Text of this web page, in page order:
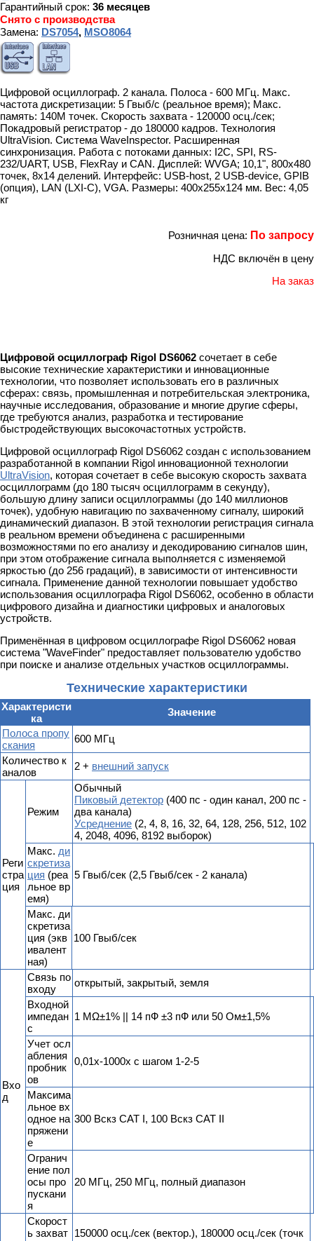
Гарантийный срок: 36 месяцев
Снято с производства
Замена: DS7054, MSO8064
Цифровой осциллограф. 2 канала. Полоса - 600 МГц. Макс.
частота дискретизации: 5 Гвыб/с (реальное время); Макс.
память: 140М точек. Скорость захвата - 120000 осц./сек;
Покадровый регистратор - до 180000 кадров. Технология
UltraVision. Система WaveInspector. Расширенная
синхронизация. Работа с потоками данных: I2C, SPI, RS-
232/UART, USB, FlexRay и CAN. Дисплей: WVGA; 10,1", 800х480
точек, 8х14 делений. Интерфейс: USB-host, 2 USB-device, GPIB
(опция), LAN (LXI-C), VGA. Размеры: 400х255х124 мм. Вес: 4,05
кг
Розничная цена: По запросу
НДС включён в цену
На заказ
Цифровой осциллограф Rigol DS6062 сочетает в себе
высокие технические характеристики и инновационные
технологии, что позволяет использовать его в различных
сферах: связь, промышленная и потребительская электроника,
научные исследования, образование и многие другие сферы,
где требуются анализ, разработка и тестирование
быстродействующих высокочастотных устройств.
Цифровой осциллограф Rigol DS6062 создан с использованием
разработанной в компании Rigol инновационной технологии
UltraVision, которая сочетает в себе высокую скорость захвата
осциллограмм (до 180 тысяч осциллограмм в секунду),
большую длину записи осциллограммы (до 140 миллионов
точек), удобную навигацию по захваченному сигналу, широкий
динамический диапазон. В этой технологии регистрация сигнала
в реальном времени объединена с расширенными
возможностями по его анализу и декодированию сигналов шин,
при этом отображение сигнала выполняется с изменяемой
яркостью (до 256 градаций), в зависимости от интенсивности
сигнала. Применение данной технологии повышает удобство
использования осциллографа Rigol DS6062, особенно в области
цифрового дизайна и диагностики цифровых и аналоговых
устройств.
Применённая в цифровом осциллографе Rigol DS6062 новая
система "WaveFinder" предоставляет пользователю удобство
при поиске и анализе отдельных участков осциллограммы.
Технические характеристики
Характеристи
ка
Значение
Полоса пропу
скания
600 MГц
Количество к
аналов
2 + внешний запуск
Реги
стра
ция
Режим
Обычный
Пиковый детектор (400 пс - один канал, 200 пс -
два канала)
Усреднение (2, 4, 8, 16, 32, 64, 128, 256, 512, 102
4, 2048, 4096, 8192 выборок)
Макс. ди
скретиза
ция (реа
льное вр
емя)
5 Гвыб/сек (2,5 Гвыб/сек - 2 канала)
Макс. ди
скретиза
ция (экв
ивалент
ная)
100 Гвыб/сек
Вхо
д
Связь по
входу
открытый, закрытый, земля
Входной
импедан
с
1 MΩ±1% || 14 пФ ±3 пФ или 50 Ом±1,5%
Учет осл
абления
пробник
ов
0,01х-1000х с шагом 1-2-5
Максима
льное вх
одное на
пряжени
е
300 Вскз CAT I, 100 Вскз CAT II
Огранич
ение пол
осы про
пускани
я
20 МГц, 250 МГц, полный диапазон
Скорост
ь захват 150000 осц./сек (вектор.), 180000 осц./сек (точк